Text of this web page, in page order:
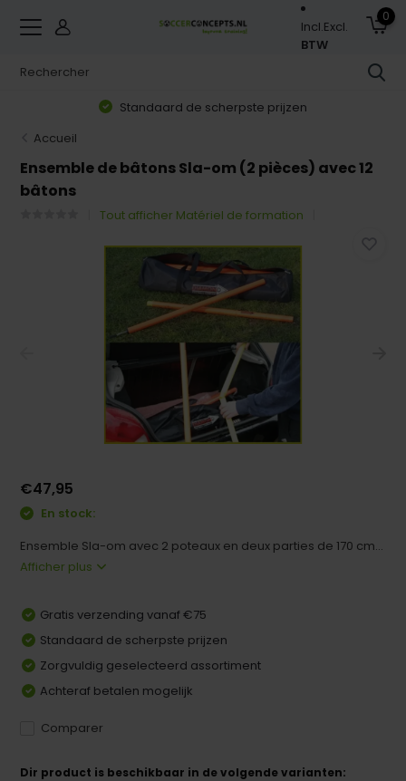
Incl.Excl.
BTW
0
Standaard de scherpste prijzen
Accueil
Ensemble de bâtons Sla-om (2 pièces) avec 12
bâtons
Tout afficher Matériel de formation
€47,95
En stock:
Ensemble Sla-om avec 2 poteaux en deux parties de 170 cm...
Afficher plus
Gratis verzending vanaf €75
Standaard de scherpste prijzen
Zorgvuldig geselecteerd assortiment
Achteraf betalen mogelijk
Comparer
Dir product is beschikbaar in de volgende varianten: